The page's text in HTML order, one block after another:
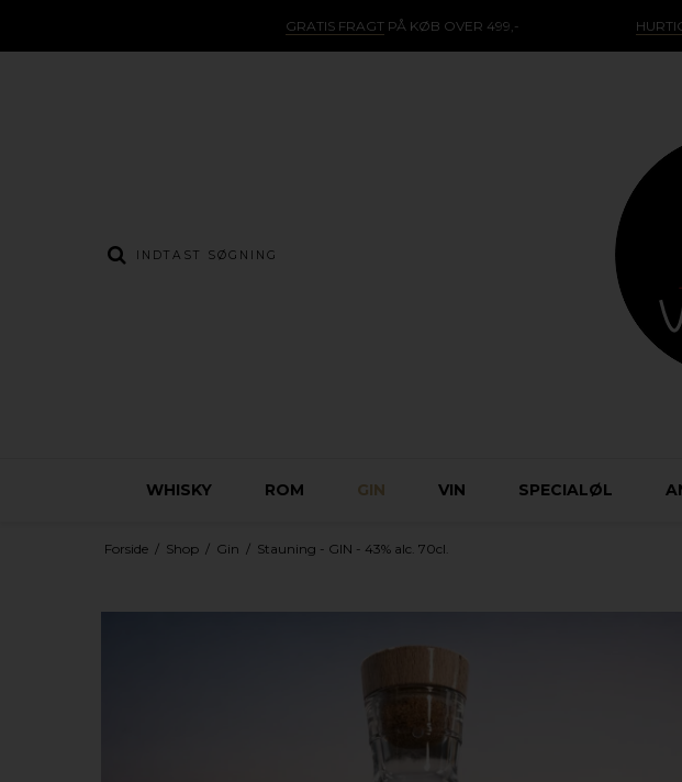
GRATIS FRAGTPÅ KØB OVER 499,-
WHISKY ROM GIN VIN SPECIALØL
Forside / Shop / Gin / Stauning - GIN - 43% alc. 70cl.